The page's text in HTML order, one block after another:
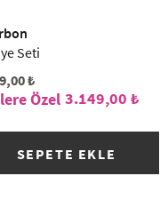
Seti
₺
3.149,00 ₺
SEPETE EKLE